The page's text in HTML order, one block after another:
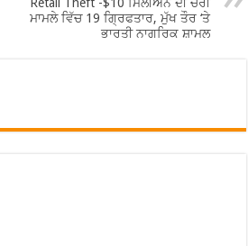
Retail Theft -$10 ਮਿਲੀਅਨ ਦੀ ਚੋਰੀ
ਮਾਮਲੇ ਵਿੱਚ 19 ਗ੍ਰਿਫਤਾਰ, ਮੁੱਖ ਤੌਰ ‘ਤੇ
ਭਾਰਤੀ ਨਾਗਰਿਕ ਸ਼ਾਮਲ